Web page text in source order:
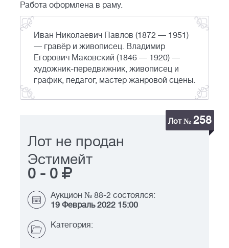
Работа оформлена в раму.
Иван Николаевич Павлов (1872 — 1951)
— гравёр и живописец. Владимир
Егорович Маковский (1846 — 1920) —
художник-передвижник, живописец и
график, педагог, мастер жанровой сцены.
Лот № 258
Лот не продан
Эстимейт
0 - 0
Аукцион № 88-2 состоялся:
19 Февраль 2022 15:00
Категория: